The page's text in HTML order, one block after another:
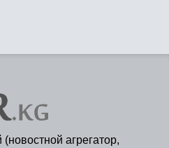
агрегатор,